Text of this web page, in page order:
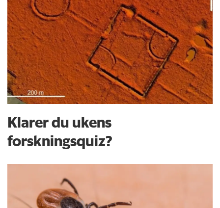
Klarer du ukens
forskningsquiz?